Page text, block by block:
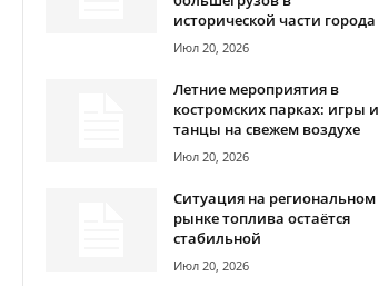
исторической части города
Июл 20, 2026
Летние мероприятия в
костромских парках: игры и
танцы на свежем воздухе
Июл 20, 2026
Ситуация на региональном
рынке топлива остаётся
стабильной
Июл 20, 2026